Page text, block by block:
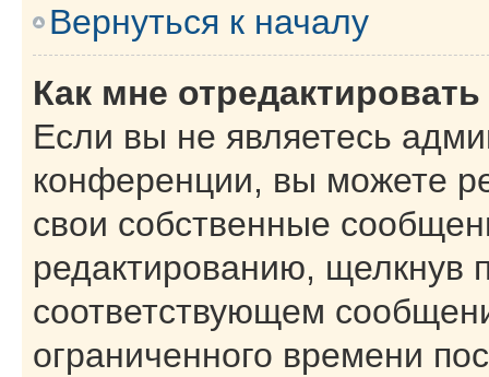
Вернуться к началу
Как мне
Если вы не являетесь
конференции, вы можете
свои собственные
редактированию, щелкнув
соответствующем
ограниченного времени